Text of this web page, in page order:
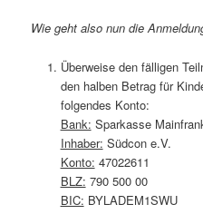
Wie geht also nun die
Überweise den fälligen
den halben Betrag für
folgendes Konto:
Bank: Sparkasse
Inhaber: Südcon e.V.
Konto: 47022611
BLZ: 790 500 00
BIC: BYLADEM1SWU